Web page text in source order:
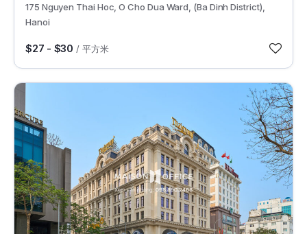
175 Nguyen Thai Hoc, O Cho Dua Ward, (Ba Dinh District),
Hanoi
$27 - $30 / 平方米